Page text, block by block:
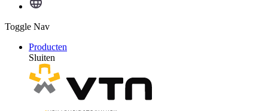
Toggle Nav
Producten
Sluiten